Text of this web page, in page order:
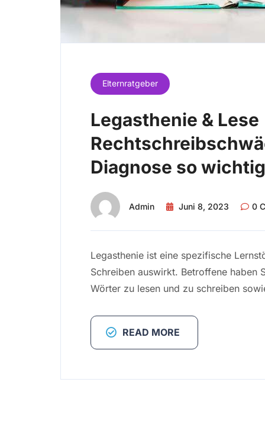
Elternratgeber
Legasthenie & Lese
Diagnose so
Admin Juni 8, 2023 0
Legasthenie ist eine spezifische
Schreiben auswirkt. Betroffene haben
Wörter zu lesen und zu schreiben
READ MORE